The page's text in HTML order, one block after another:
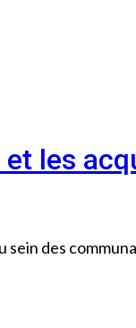
les
des